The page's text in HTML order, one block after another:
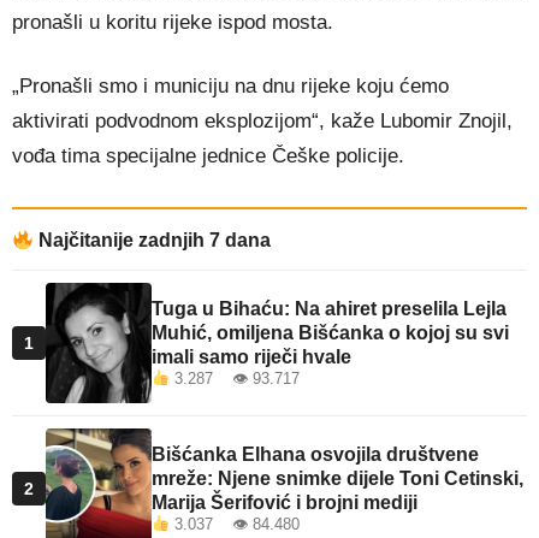
pronašli u koritu rijeke ispod mosta.
„Pronašli smo i municiju na dnu rijeke koju ćemo
aktivirati podvodnom eksplozijom“, kaže Lubomir Znojil,
vođa tima specijalne jednice Češke policije.
Najčitanije zadnjih 7 dana
1
Tuga u Bihaću: Na ahiret preselila Lejla
Muhić, omiljena Bišćanka o kojoj su svi
imali samo riječi hvale
3.287 👁 93.717
2
Bišćanka Elhana osvojila društvene
mreže: Njene snimke dijele Toni Cetinski,
Marija Šerifović i brojni mediji
3.037 👁 84.480